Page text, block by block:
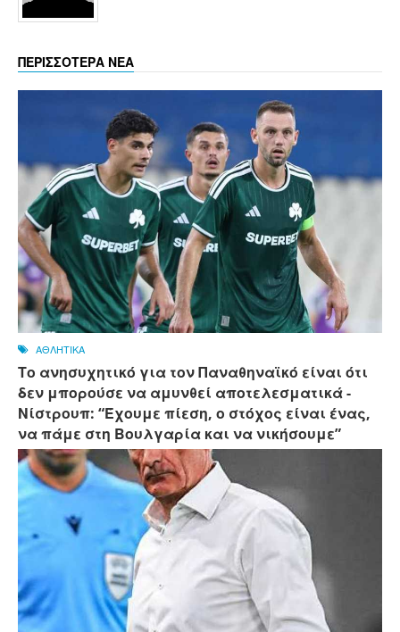
ΠΕΡΙΣΣΟΤΕΡΑ ΝΕΑ
ΑΘΛΗΤΙΚΑ
Το ανησυχητικό για τον Παναθηναϊκό είναι ότι
δεν μπορούσε να αμυνθεί αποτελεσματικά -
Νίστρουπ: “Έχουμε πίεση, ο στόχος είναι ένας,
να πάμε στη Βουλγαρία και να νικήσουμε”